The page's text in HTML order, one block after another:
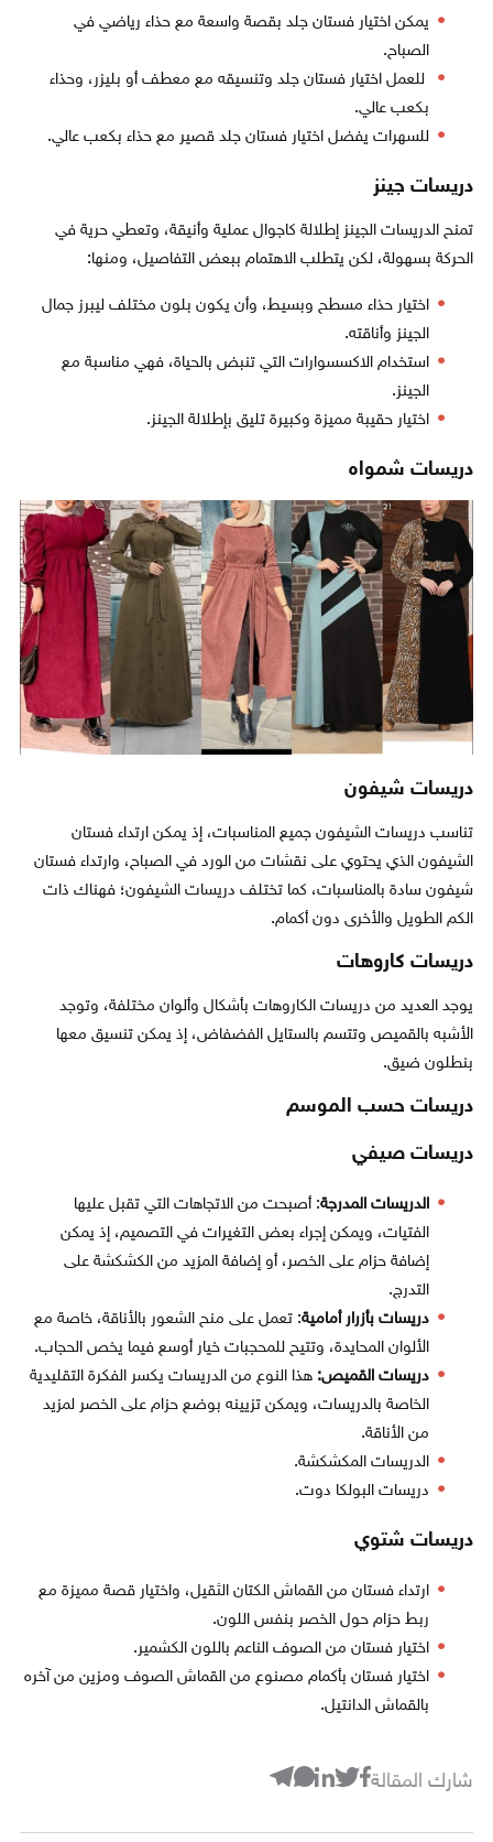
يمكن اختيار فستان جلد بقصة واسعة مع حذاء رياضي في
الصباح.
للعمل اختيار فستان جلد وتنسيقه مع معطف أو بليزر، وحذاء
بكعب عالي.
للسهرات يفضل اختيار فستان جلد قصير مع حذاء بكعب عالي.
دريسات جينز
تمنح الدريسات الجينز إطلالة كاجوال عملية وأنيقة، وتعطي حرية في
الحركة بسهولة، لكن يتطلب الاهتمام ببعض التفاصيل، ومنها:
اختيار حذاء مسطح وبسيط، وأن يكون بلون مختلف ليبرز جمال
الجينز وأناقته.
استخدام الاكسسوارات التي تنبض بالحياة، فهي مناسبة مع
الجينز.
اختيار حقيبة مميزة وكبيرة تليق بإطلالة الجينز.
دريسات شمواه
دريسات شيفون
تناسب دريسات الشيفون جميع المناسبات، إذ يمكن ارتداء فستان
الشيفون الذي يحتوي على نقشات من الورد في الصباح، وارتداء فستان
شيفون سادة بالمناسبات، كما تختلف دريسات الشيفون؛ فهناك ذات
الكم الطويل والأخرى دون أكمام.
دريسات كاروهات
يوجد العديد من دريسات الكاروهات بأشكال وألوان مختلفة، وتوجد
الأشبه بالقميص وتتسم بالستايل الفضفاض، إذ يمكن تنسيق معها
بنطلون ضيق.
دريسات حسب الموسم
دريسات صيفي
الدريسات المدرجة: أصبحت من الاتجاهات التي تقبل عليها
الفتيات، ويمكن إجراء بعض التغيرات في التصميم، إذ يمكن
إضافة حزام على الخصر، أو إضافة المزيد من الكشكشة على
التدرج.
دريسات بأزرار أمامية: تعمل على منح الشعور بالأناقة، خاصة مع
الألوان المحايدة، وتتيح للمحجبات خيار أوسع فيما يخص الحجاب.
دريسات القميص: هذا النوع من الدريسات يكسر الفكرة التقليدية
الخاصة بالدريسات، ويمكن تزيينه بوضع حزام على الخصر لمزيد
من الأناقة.
الدريسات المكشكشة.
دريسات البولكا دوت.
دريسات شتوي
ارتداء فستان من القماش الكتان الثقيل، واختيار قصة مميزة مع
ربط حزام حول الخصر بنفس اللون.
اختيار فستان من الصوف الناعم باللون الكشمير.
اختيار فستان بأكمام مصنوع من القماش الصوف ومزين من آخره
بالقماش الدانتيل.
شارك المقالة